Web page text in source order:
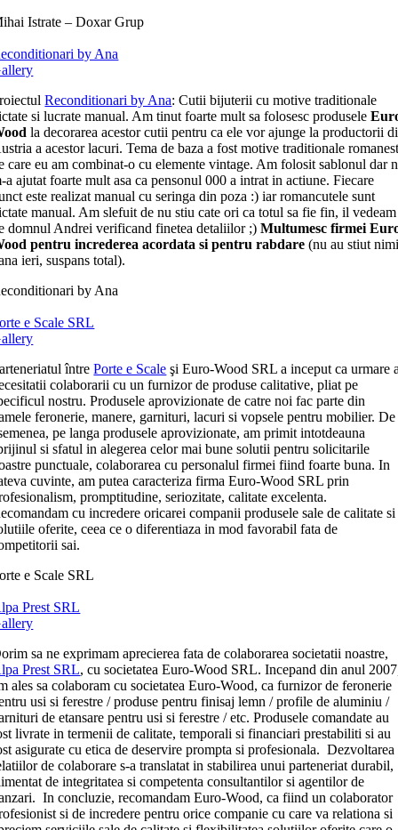
Istrate – Doxar Grup
by Ana
Reconditionari by Ana: Cutii bijuterii cu motive traditionale
si lucrate manual. Am tinut foarte mult sa folosesc produsele
la decorarea acestor cutii pentru ca ele vor ajunge la productorii
a acestor lacuri. Tema de baza a fost motive traditionale
care eu am combinat-o cu elemente vintage. Am folosit sablonul dar
a ajutat foarte mult asa ca pensonul 000 a intrat in actiune. Fiecare
este realizat manual cu seringa din poza :) iar romancutele sunt
manual. Am slefuit de nu stiu cate ori ca totul sa fie fin, il vedeam
domnul Andrei verificand finetea detaliilor ;)Multumesc firmei
pentru increderea acordata si pentru rabdare (nu au stiut
ieri, suspans total).
by Ana
e Scale SRL
întrePorte e Scale şi Euro-Wood SRL a inceput ca urmare
colaborarii cu un furnizor de produse calitative, pliat pe
nostru. Produsele aprovizionate de catre noi fac parte din
feronerie, manere, garnituri, lacuri si vopsele pentru mobilier. De
pe langa produsele aprovizionate, am primit intotdeauna
si sfatul in alegerea celor mai bune solutii pentru solicitarile
punctuale, colaborarea cu personalul firmei fiind foarte buna. In
cuvinte, am putea caracteriza firma Euro-Wood SRL prin
promptitudine, seriozitate, calitate excelenta.
cu incredere oricarei companii produsele sale de calitate si
oferite, ceea ce o diferentiaza in mod favorabil fata de
sai.
e Scale SRL
Prest SRL
sa ne exprimam aprecierea fata de colaborarea societatii noastre,
Prest SRL, cu societatea Euro-Wood SRL. Incepand din anul
ales sa colaboram cu societatea Euro-Wood, ca furnizor de feronerie
usi si ferestre / produse pentru finisaj lemn / profile de aluminiu /
de etansare pentru usi si ferestre / etc. Produsele comandate au
livrate in termenii de calitate, temporali si financiari prestabiliti si au
asigurate cu etica de deservire prompta si profesionala. Dezvoltarea
de colaborare s-a translatat in stabilirea unui parteneriat durabil,
de integritatea si competenta consultantilor si agentilor de
In concluzie, recomandam Euro-Wood, ca fiind un colaborator
si de incredere pentru orice companie cu care va relationa si